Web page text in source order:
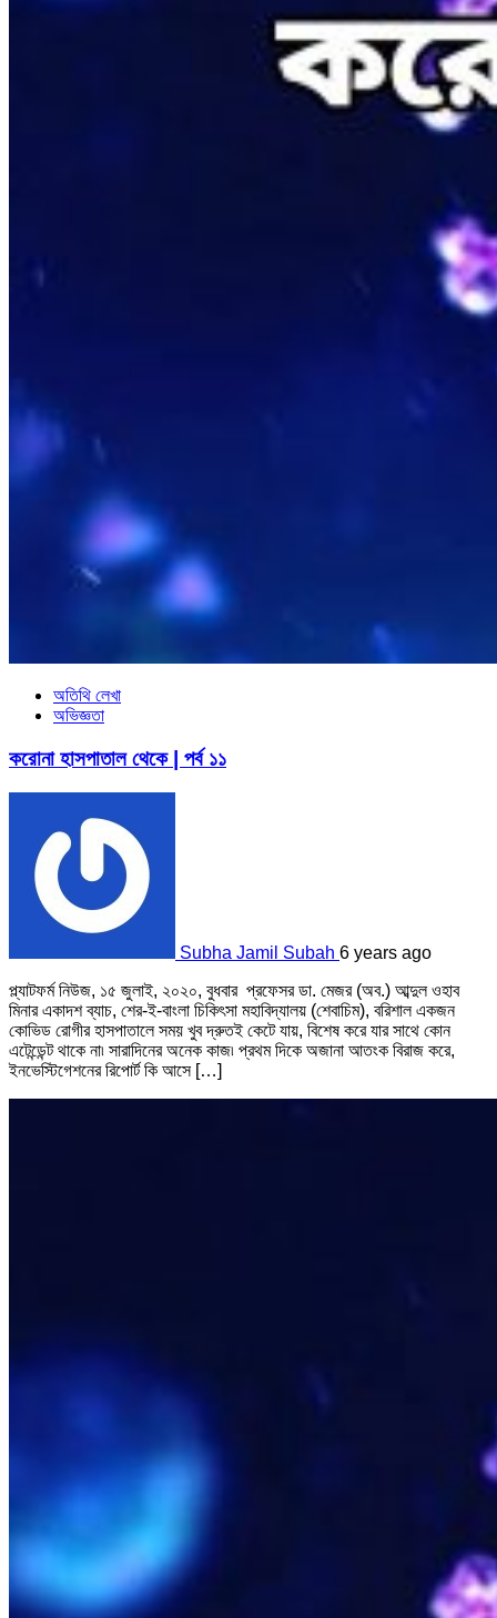
অতিথি লেখা
অভিজ্ঞতা
করোনা হাসপাতাল থেকে | পর্ব ১১
Subha Jamil Subah 6 years ago
প্ল্যাটফর্ম নিউজ, ১৫ জুলাই, ২০২০, বুধবার প্রফেসর ডা. মেজর (অব.) আব্দুল ওহাব
মিনার একাদশ ব্যাচ, শের-ই-বাংলা চিকিৎসা মহাবিদ্যালয় (শেবাচিম), বরিশাল একজন
কোভিড রোগীর হাসপাতালে সময় খুব দ্রুতই কেটে যায়, বিশেষ করে যার সাথে কোন
এটেন্ডেন্ট থাকে না৷ সারাদিনের অনেক কাজ৷ প্রথম দিকে অজানা আতংক বিরাজ করে,
ইনভেস্টিগেশনের রিপোর্ট কি আসে […]